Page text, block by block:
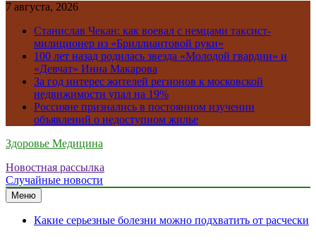
7 августа, 2026
Станислав Чекан: как воевал с немцами таксист-
милиционер из «Бриллиантовой руки»
100 лет назад родилась звезда «Молодой гвардии» и
«Девчат» Инна Макарова
За год интерес жителей регионов к московской
недвижимости упал на 19%
Россияне признались в постоянном изучении
объявлений о недоступном жилье
Здоровье Медицина
Новостная рассылка
Случайные новости
Меню
Какие серьезные болезни можно подхватить от расчески